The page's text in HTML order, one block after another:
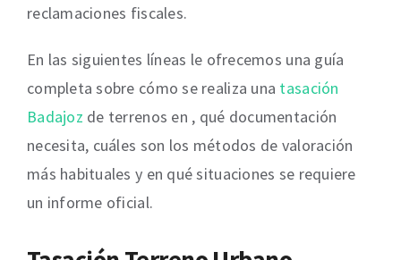
reclamaciones fiscales.
En las siguientes líneas le ofrecemos una guía
completa sobre cómo se realiza una tasación
Badajoz de terrenos en , qué documentación
necesita, cuáles son los métodos de valoración
más habituales y en qué situaciones se requiere
un informe oficial.